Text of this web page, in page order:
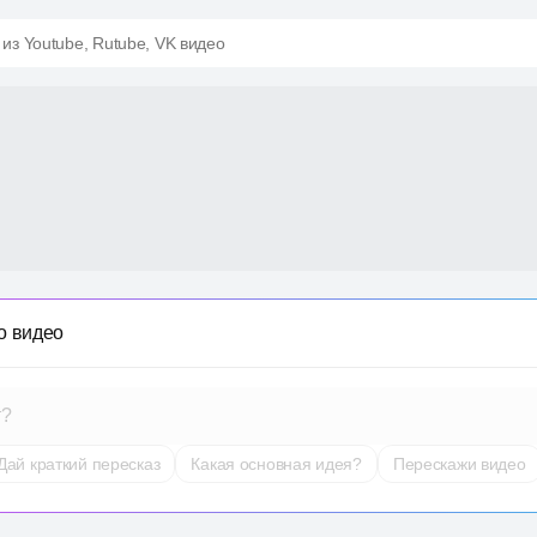
Youtube, Rutube, VK видео
видео
краткий пересказ Какая основная идея? Перескажи видео